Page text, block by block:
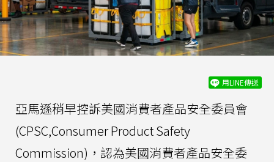
用LINE傳送
亞馬遜稍早控訴美國消費者產品安全委員會
(CPSC,Consumer Product Safety
Commission)，認為美國消費者產品安全委